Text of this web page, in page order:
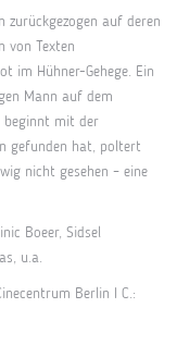
zurückgezogen auf deren
von Texten
im Hühner-Gehege. Ein
Mann auf dem
beginnt mit der
gefunden hat, poltert
nicht gesehen – eine
Boeer, Sidsel
u.a.
Berlin I C.: